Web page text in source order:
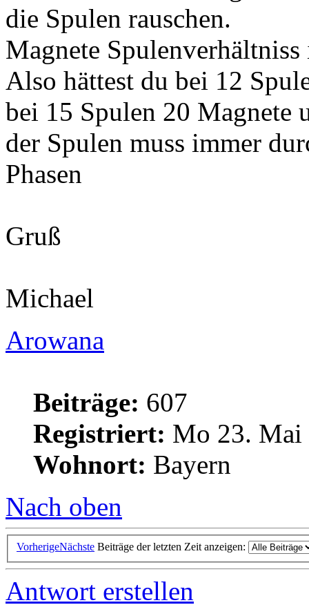
die Spulen rauschen.
Magnete
Also hättest du bei 12
bei 15 Spulen 20 Magnete
der Spulen muss immer
Phasen
Gruß
Michael
Arowana
Beiträge: 607
Registriert: Mo 23. Mai
Wohnort: Bayern
Nach oben
VorherigeNächste Beiträge der letzten Zeit anzeigen:
Antwort erstellen